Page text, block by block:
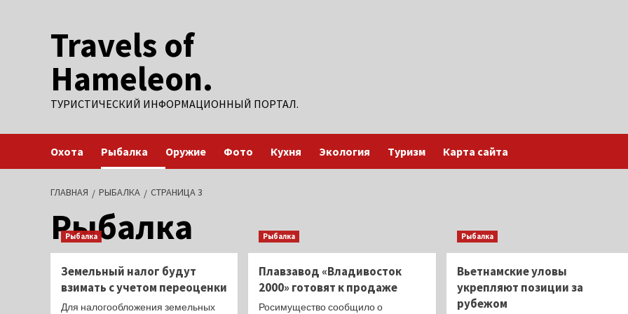
Travels of
Hameleon.
ТУРИСТИЧЕСКИЙ ИНФОРМАЦИОННЫЙ ПОРТАЛ.
Охота Рыбалка Оружие Фото Кухня Экология Туризм Карта сайта
ГЛАВНАЯ РЫБАЛКА СТРАНИЦА 3
Рыбалка
Рыбалка
Земельный налог будут
взимать с учетом переоценки
Для налогообложения земельных
Рыбалка
Плавзавод «Владивосток
2000» готовят к продаже
Росимущество сообщило о
Рыбалка
Вьетнамские уловы
укрепляют позиции за
рубежом